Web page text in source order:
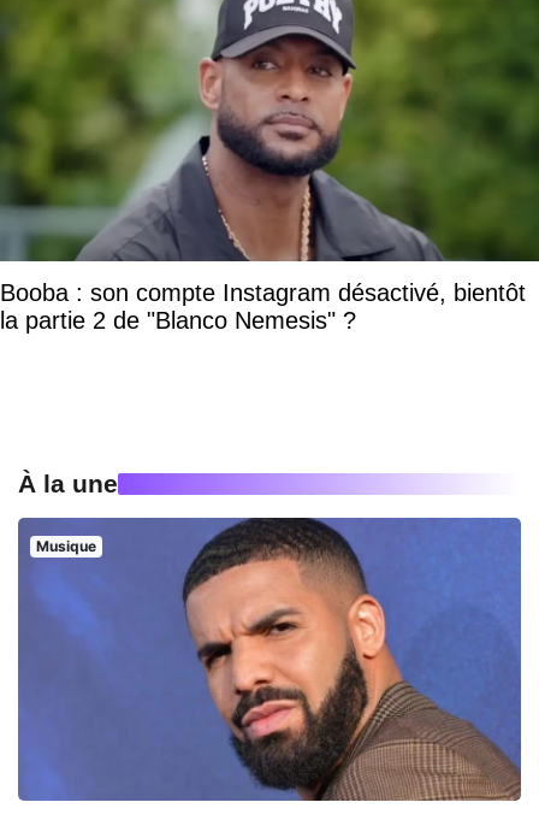
Booba : son compte Instagram désactivé, bientôt
la partie 2 de "Blanco Nemesis" ?
À la une
Musique